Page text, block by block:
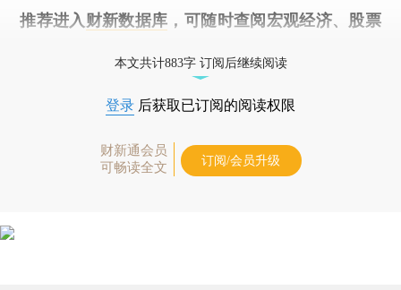
推荐进入 财新数据库 ，可随时查阅宏观经济、股票
本文共计883字 订阅后继续阅读
登录 后获取已订阅的阅读权限
财新通会员
可畅读全文
订阅/会员升级